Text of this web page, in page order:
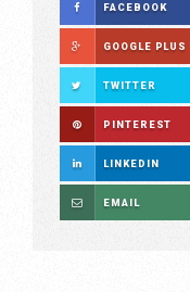
FACEBOOK
GOOGLE PLUS
TWITTER
PINTEREST
LINKEDIN
EMAIL